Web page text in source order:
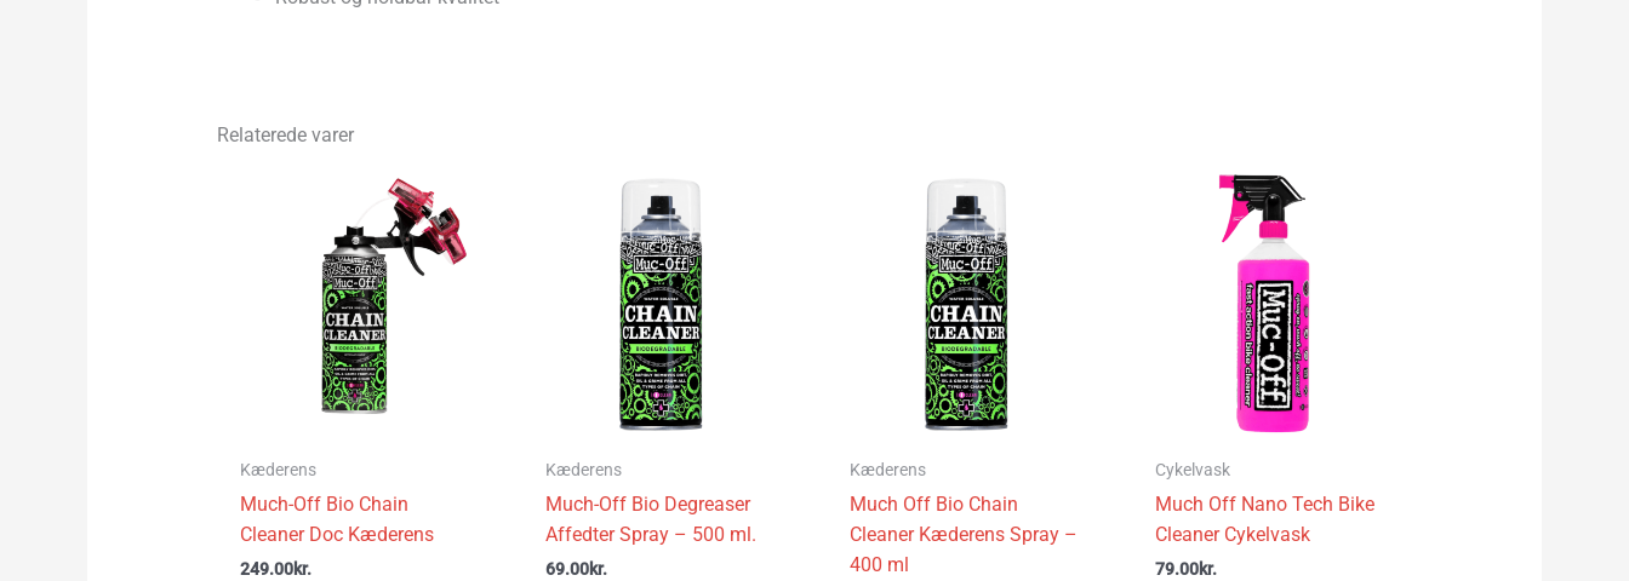
Relaterede varer
Kæderens
Much-Off Bio Chain
Cleaner Doc Kæderens
249.00kr.
Kæderens
Much-Off Bio Degreaser
Affedter Spray – 500 ml.
69.00kr.
Kæderens
Much Off Bio Chain
Cleaner Kæderens Spray –
400 ml
Cykelvask
Much Off Nano Tech Bike
Cleaner Cykelvask
79.00kr.